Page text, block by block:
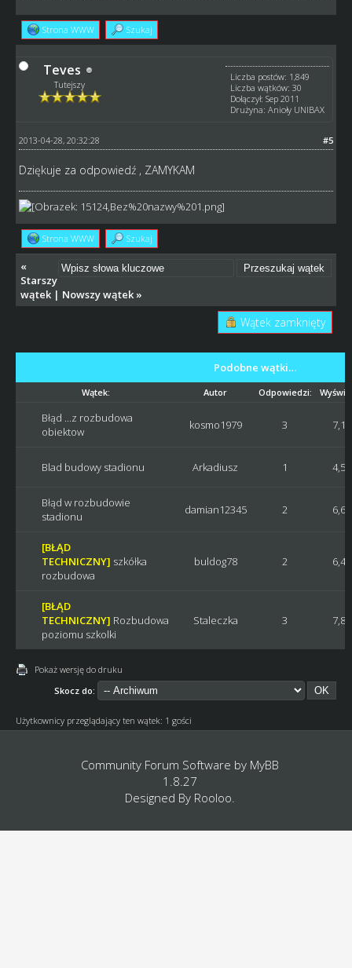
Strona WWW Szukaj
Teves
Tutejszy
Liczba postów: 1,849
Liczba wątków: 30
Dołączył: Sep 2011
Drużyna: Anioły UNIBAX
#5
2013-04-28, 20:32:28
Dziękuje za odpowiedź , ZAMYKAM
Strona WWW Szukaj
«
Starszy
wątek| Nowszy wątek»
Wątek zamknięty
Podobne wątki…
Wątek: Autor Odpowiedzi:
Błąd ...z rozbudowa
obiektow
kosmo1979 3
Blad budowy stadionu Arkadiusz 1
Błąd w rozbudowie
stadionu
damian12345 2
[BŁĄD
TECHNICZNY] szkółka
rozbudowa
buldog78 2
[BŁĄD
TECHNICZNY] Rozbudowa
poziomu szkolki
Staleczka 3
Pokaż wersję do druku
Skocz do:
Użytkownicy przeglądający ten wątek: 1 gości
Community Forum Software by MyBB
1.8.27
Designed By Rooloo.